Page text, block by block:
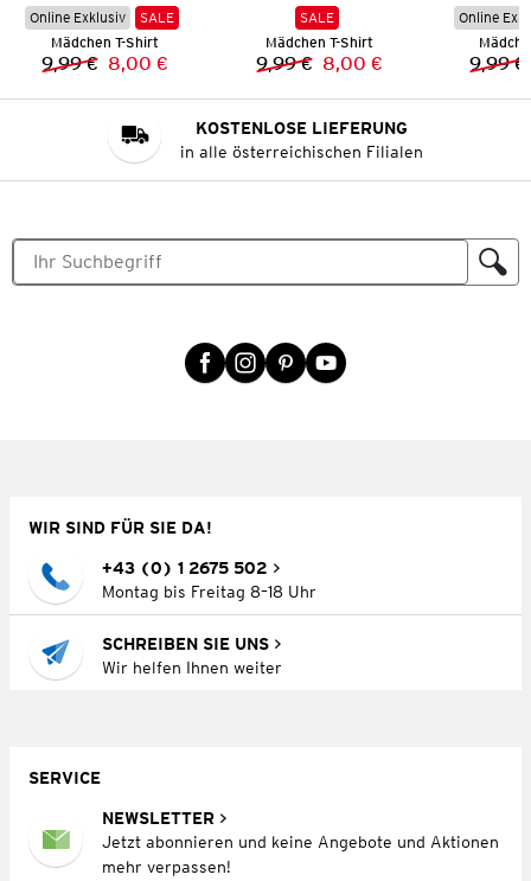
Online Exklusiv
SALE
Mädchen T-Shirt
Vorheriger Preis:
9,99 € Neuer Preis:
8,00 €
SALE
Mädchen T-Shirt
Vorheriger Preis:
9,99 € Neuer Preis:
8,00 €
Online
9,99 €
KOSTENLOSE LIEFERUNG
in alle österreichischen Filialen
WIR SIND FÜR SIE DA!
+43 (0) 1 2675 502
Montag bis Freitag 8–18 Uhr
SCHREIBEN SIE UNS
Wir helfen Ihnen weiter
SERVICE
NEWSLETTER
Jetzt abonnieren und keine Angebote und Aktionen
mehr verpassen!